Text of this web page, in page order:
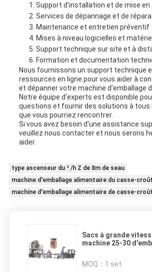
Support d'installation et de mise en
Services de dépannage et de
Maintenance et entretien préventif
Mises à niveau logicielles et
Support technique sur site et à
Formation et documentation
Nous fournissons un support technique
ressources en ligne pour vous aider à
et dépanner votre machine d'emballage
Notre équipe d'experts est disponible
questions et fournir des solutions à tous
que vous pourriez rencontrer.
Si vous avez besoin d'une assistance
veuillez nous contacter et nous serons
aider.
type ascenseur du ³ /h Z de 8m de seau
machine d'emballage alimentaire du casse-
machine d'emballage alimentaire de casse-
Sacs à grande
machine 25-30
croûte/exactitude de
≤±1%
MOQ： 1 set